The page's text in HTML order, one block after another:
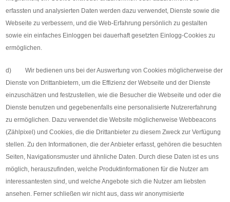
erfassten und analysierten Daten werden dazu verwendet, Dienste sowie die
Webseite zu verbessern, und die Web-Erfahrung persönlich zu gestalten
sowie ein einfaches Einloggen bei dauerhaft gesetzten Einlogg-Cookies zu
ermöglichen.
d) Wir bedienen uns bei der Auswertung von Cookies möglicherweise der
Dienste von Drittanbietern, um die Effizienz der Webseite und der Dienste
einzuschätzen und festzustellen, wie die Besucher die Webseite und oder die
Dienste benutzen und gegebenenfalls eine personalisierte Nutzererfahrung
zu ermöglichen. Dazu verwendet die Website möglicherweise Webbeacons
(Zählpixel) und Cookies, die die Drittanbieter zu diesem Zweck zur Verfügung
stellen. Zu den Informationen, die der Anbieter erfasst, gehören die besuchten
Seiten, Navigationsmuster und ähnliche Daten. Durch diese Daten ist es uns
möglich, herauszufinden, welche Produktinformationen für die Nutzer am
interessantesten sind, und welche Angebote sich die Nutzer am liebsten
ansehen. Ferner schließen wir nicht aus, dass wir anonymisierte